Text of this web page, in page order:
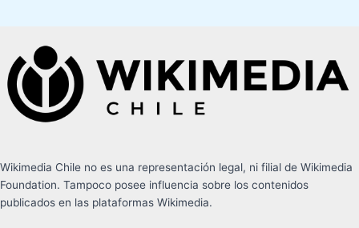
Wikimedia Chile no es una representación legal, ni filial de Wikimedia
Foundation. Tampoco posee influencia sobre los contenidos
publicados en las plataformas Wikimedia.